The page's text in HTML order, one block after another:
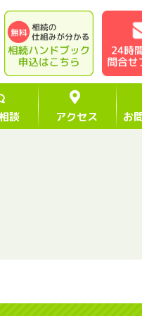
談 アクセス お